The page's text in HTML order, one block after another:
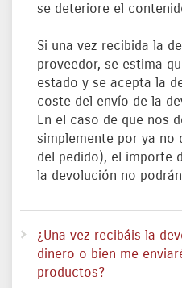
se deteriore el
Si una vez recibida la
proveedor, se estima
estado y se acepta la
coste del envío de la
En el caso de que nos
simplemente por ya no
del pedido), el importe
la devolución no
¿Una vez recibáis la
dinero o bien me
productos?